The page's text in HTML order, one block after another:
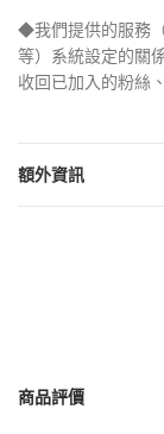
◆我們提供的服務
等）系統設定的關
收回已加入的粉絲
額外資訊
商品評價